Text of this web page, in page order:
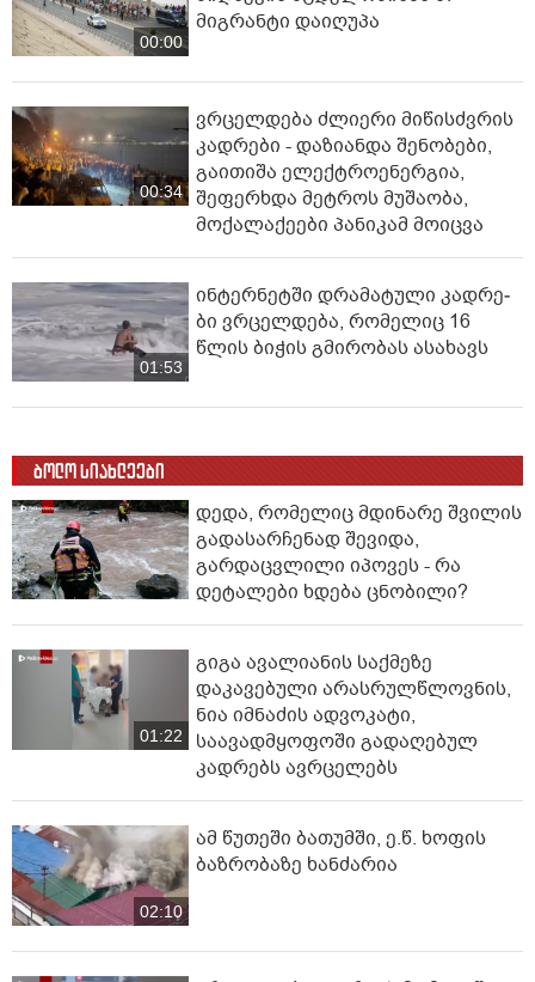
00:00
მიგრანტი დაიღუპა
00:34
ვრცელდება ძლიერი მიწისძვრის
კადრები - დაზიანდა შენობები,
გაითიშა ელექტროენერგია,
შეფერხდა მეტროს მუშაობა,
მოქალაქეები პანიკამ მოიცვა
01:53
ინ­ტერ­ნეტ­ში დრა­მა­ტუ­ლი კად­რე­
ბი ვრცელდება, რომელიც 16
წლის ბიჭის გმირობას ასახავს
ბოლო სიახლეები
დედა, რომელიც მდინარე შვილის
გადასარჩენად შევიდა,
გარდაცვლილი იპოვეს - რა
დეტალები ხდება ცნობილი?
01:22
გიგა ავალიანის საქმეზე
დაკავებული არასრულწლოვნის,
ნია იმნაძის ადვოკატი,
საავადმყოფოში გადაღებულ
კადრებს ავრცელებს
02:10
ამ წუთეში ბათუმში, ე.წ. ხოფის
ბაზრობაზე ხანძარია